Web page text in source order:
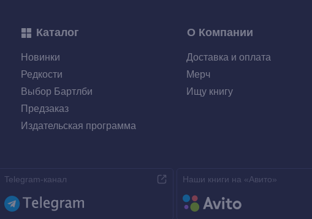
О Компании
Каталог
Ищу книгу
Мерч
Доставка и оплата
Наши книги на «Авито»
Предзаказ
Выбор Бартлби
Редкости
Новинки
Издательская программа
Telegram-канал